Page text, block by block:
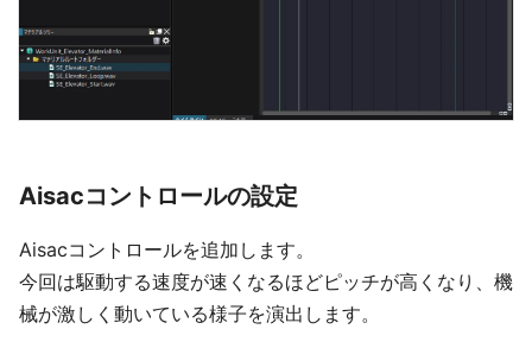
Aisacコントロールの設定
Aisacコントロールを追加します。
今回は駆動する速度が速くなるほどピッチが高くなり、機
械が激しく動いている様子を演出します。